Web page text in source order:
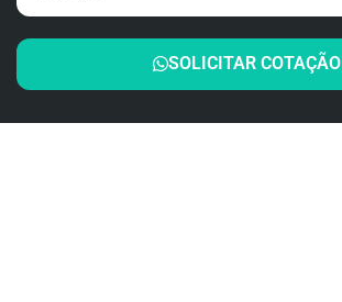
SOLICITAR COTAÇÃO